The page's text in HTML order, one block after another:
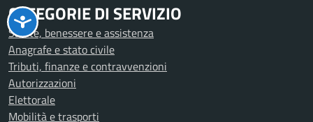
CATEGORIE DI SERVIZIO
Salute, benessere e assistenza
Anagrafe e stato civile
Tributi, finanze e contravvenzioni
Autorizzazioni
Elettorale
Mobilità e trasporti